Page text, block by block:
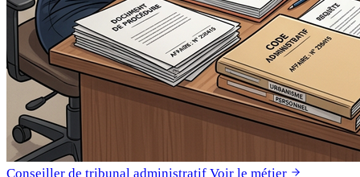
Conseiller de tribunal administratif Voir le métier